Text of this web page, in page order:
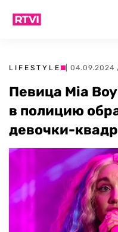
LIFESTYLE | 04.09.2024
Певица Mia
в полицию
девочки-